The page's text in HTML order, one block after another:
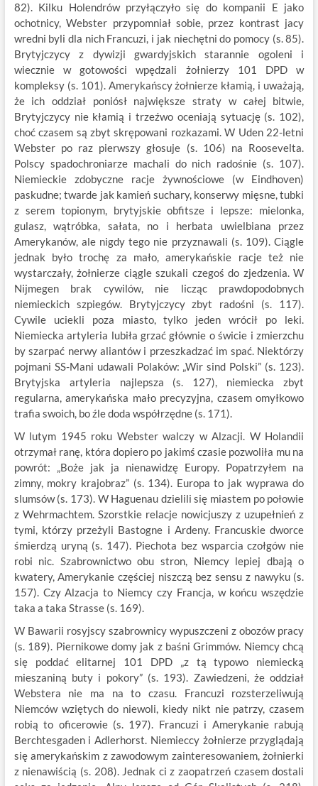
82). Kilku Holendrów przyłączyło się do kompanii E jako
ochotnicy, Webster przypomniał sobie, przez kontrast jacy
wredni byli dla nich Francuzi, i jak niechętni do pomocy (s. 85).
Brytyjczycy z dywizji gwardyjskich starannie ogoleni i
wiecznie w gotowości wpędzali żołnierzy 101 DPD w
kompleksy (s. 101). Amerykańscy żołnierze kłamią, i uważają,
że ich oddział poniósł największe straty w całej bitwie,
Brytyjczycy nie kłamią i trzeźwo oceniają sytuację (s. 102),
choć czasem są zbyt skrępowani rozkazami. W Uden 22-letni
Webster po raz pierwszy głosuje (s. 106) na Roosevelta.
Polscy spadochroniarze machali do nich radośnie (s. 107).
Niemieckie zdobyczne racje żywnościowe (w Eindhoven)
paskudne; twarde jak kamień suchary, konserwy mięsne, tubki
z serem topionym, brytyjskie obfitsze i lepsze: mielonka,
gulasz, wątróbka, sałata, no i herbata uwielbiana przez
Amerykanów, ale nigdy tego nie przyznawali (s. 109). Ciągle
jednak było trochę za mało, amerykańskie racje też nie
wystarczały, żołnierze ciągle szukali czegoś do zjedzenia. W
Nijmegen brak cywilów, nie licząc prawdopodobnych
niemieckich szpiegów. Brytyjczycy zbyt radośni (s. 117).
Cywile uciekli poza miasto, tylko jeden wrócił po leki.
Niemiecka artyleria lubiła grzać głównie o świcie i zmierzchu
by szarpać nerwy aliantów i przeszkadzać im spać. Niektórzy
pojmani SS-Mani udawali Polaków: „Wir sind Polski” (s. 123).
Brytyjska artyleria najlepsza (s. 127), niemiecka zbyt
regularna, amerykańska mało precyzyjna, czasem omyłkowo
trafia swoich, bo źle doda współrzędne (s. 171).
W lutym 1945 roku Webster walczy w Alzacji. W Holandii
otrzymał ranę, która dopiero po jakimś czasie pozwoliła mu na
powrót: „Boże jak ja nienawidzę Europy. Popatrzyłem na
zimny, mokry krajobraz” (s. 134). Europa to jak wyprawa do
slumsów (s. 173). W Haguenau dzielili się miastem po połowie
z Wehrmachtem. Szorstkie relacje nowicjuszy z uzupełnień z
tymi, którzy przeżyli Bastogne i Ardeny. Francuskie dworce
śmierdzą uryną (s. 147). Piechota bez wsparcia czołgów nie
robi nic. Szabrownictwo obu stron, Niemcy lepiej dbają o
kwatery, Amerykanie częściej niszczą bez sensu z nawyku (s.
157). Czy Alzacja to Niemcy czy Francja, w końcu wszędzie
taka a taka Strasse (s. 169).
W Bawarii rosyjscy szabrownicy wypuszczeni z obozów pracy
(s. 189). Piernikowe domy jak z baśni Grimmów. Niemcy chcą
się poddać elitarnej 101 DPD „z tą typowo niemiecką
mieszaniną buty i pokory” (s. 193). Zawiedzeni, że oddział
Webstera nie ma na to czasu. Francuzi rozsterzeliwują
Niemców wziętych do niewoli, kiedy nikt nie patrzy, czasem
robią to oficerowie (s. 197). Francuzi i Amerykanie rabują
Berchtesgaden i Adlerhorst. Niemieccy żołnierze przyglądają
się amerykańskim z zawodowym zainteresowaniem, żołnierki
z nienawiścią (s. 208). Jednak ci z zaopatrzeń czasem dostali